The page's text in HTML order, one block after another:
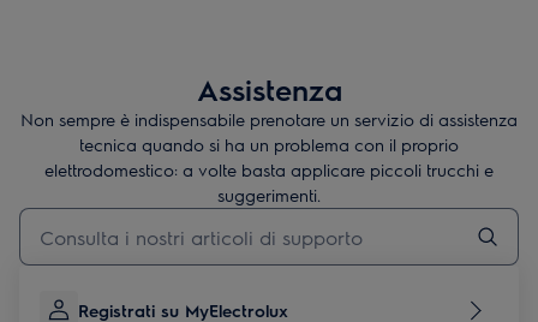
Assistenza
Non sempre è indispensabile prenotare un servizio di assistenza
tecnica quando si ha un problema con il proprio
elettrodomestico: a volte basta applicare piccoli trucchi e
suggerimenti.
Digita per cercare articoli di supporto
Registrati su MyElectrolux